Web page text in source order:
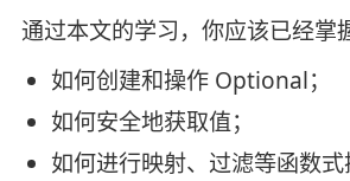
通过本文的学习，你应该已经掌
如何创建和操作 Optional；
如何安全地获取值；
如何进行映射、过滤等函数式